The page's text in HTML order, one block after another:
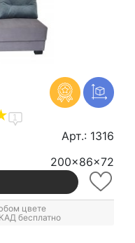
1
Арт.: 1316
200x86x72
цвете
бесплатно